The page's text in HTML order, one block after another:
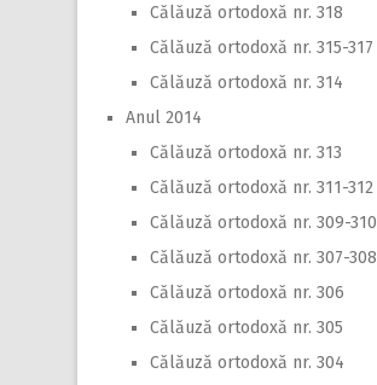
Călăuză ortodoxă nr. 318
Călăuză ortodoxă nr. 315-317
Călăuză ortodoxă nr. 314
Anul 2014
Călăuză ortodoxă nr. 313
Călăuză ortodoxă nr. 311-312
Călăuză ortodoxă nr. 309-310
Călăuză ortodoxă nr. 307-308
Călăuză ortodoxă nr. 306
Călăuză ortodoxă nr. 305
Călăuză ortodoxă nr. 304